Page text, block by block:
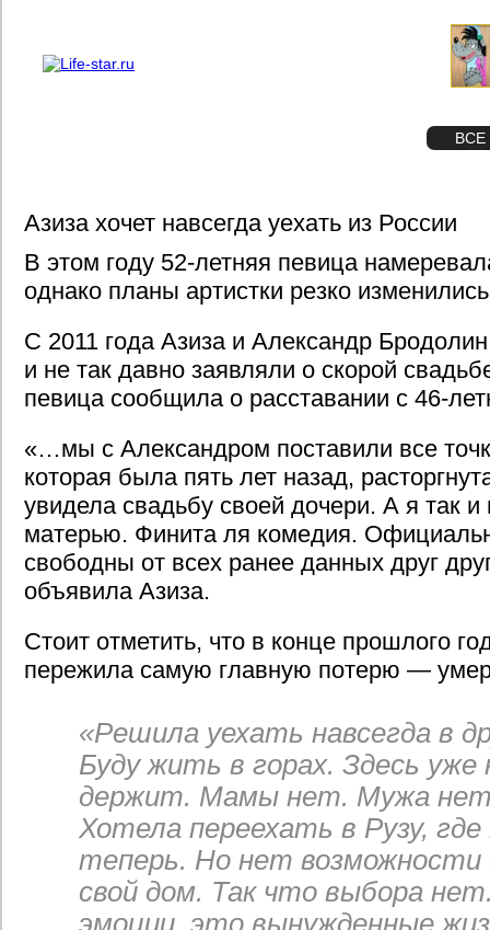
ВСЕ
Азиза хочет навсегда уехать из России
В этом году 52-летняя певица
однако планы артистки резко
С 2011 года Азиза и Александр
и не так давно заявляли о скорой
певица сообщила о расставании с 46-
«…мы с Александром поставили все
которая была пять лет назад,
увидела свадьбу своей дочери. А я так
матерью. Финита ля комедия.
свободны от всех ранее данных друг
объявила Азиза.
Стоит отметить, что в конце прошлого
пережила самую главную потерю —
«Решила уехать навсегда в
Буду жить в горах. Здесь уже
держит. Мамы нет. Мужа
Хотела переехать в Рузу,
теперь. Но нет
свой дом. Так что выбора
эмоции, это вынужденные